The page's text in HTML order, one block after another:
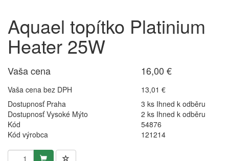
Aquael topítko Platinium
Heater 25W
Vaša cena 16,00 €
Vaša cena bez DPH
13,01 €
Dostupnosť Praha
3 ks Ihned k odběru
Dostupnosť Vysoké Mýto
2 ks Ihned k odběru
Kód
54876
Kód výrobca
121214